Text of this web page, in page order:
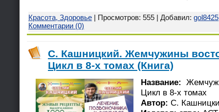
Красота, Здоровье | Просмотров: 555 | Добавил: gol8425
Комментарии (0)
С. Кашницкий. Жемчужины
Цикл в 8-х томах (Книга)
Название:
Цикл в 8-х томах
Автор: С.